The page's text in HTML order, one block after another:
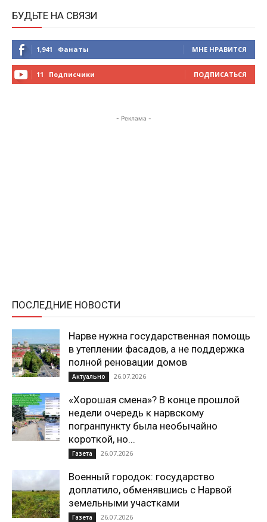
БУДЬТЕ НА СВЯЗИ
1,941 Фанаты МНЕ НРАВИТСЯ
11 Подписчики ПОДПИСАТЬСЯ
- Реклама -
ПОСЛЕДНИЕ НОВОСТИ
Нарве нужна государственная помощь
в утеплении фасадов, а не поддержка
полной реновации домов
Актуально 26.07.2026
«Хорошая смена»? В конце прошлой
недели очередь к нарвскому
погранпункту была необычайно
короткой, но...
Газета 26.07.2026
Военный городок: государство
доплатило, обменявшись с Нарвой
земельными участками
Газета 26.07.2026